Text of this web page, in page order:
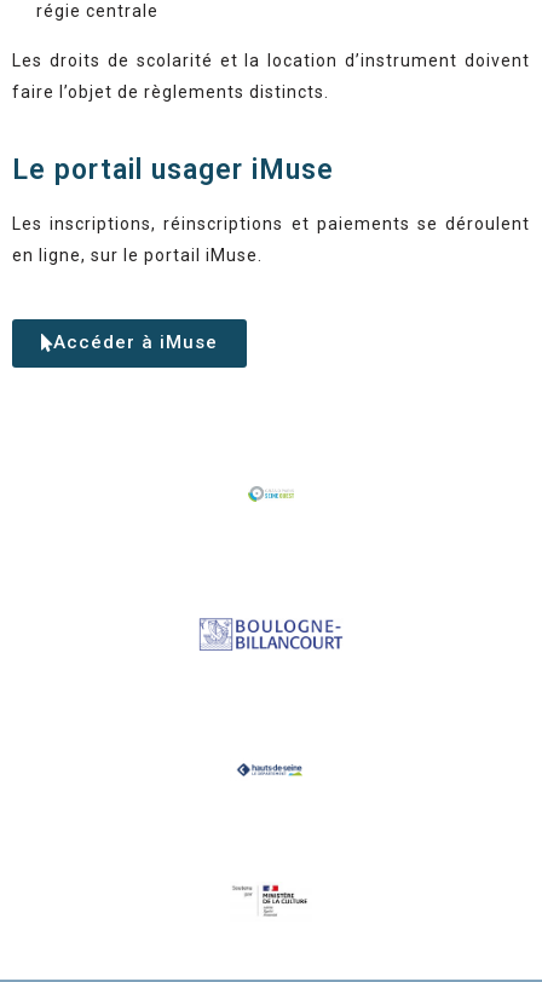
régie centrale
Les droits de scolarité et la location d’instrument doivent
faire l’objet de règlements distincts.
Le portail usager iMuse
Les inscriptions, réinscriptions et paiements se déroulent
en ligne, sur le portail iMuse.
Accéder à iMuse